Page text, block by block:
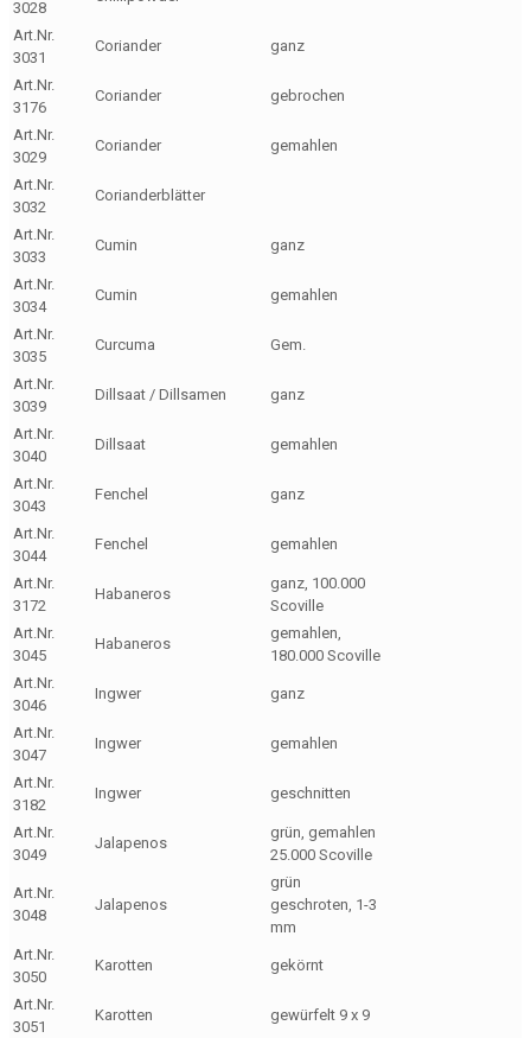
3028
Art.Nr.
3031
Coriander ganz
Art.Nr.
3176
Coriander gebrochen
Art.Nr.
3029
Coriander gemahlen
Art.Nr.
3032
Corianderblätter
Art.Nr.
3033
Cumin ganz
Art.Nr.
3034
Cumin gemahlen
Art.Nr.
3035
Curcuma Gem.
Art.Nr.
3039
Dillsaat / Dillsamen ganz
Art.Nr.
3040
Dillsaat gemahlen
Art.Nr.
3043
Fenchel ganz
Art.Nr.
3044
Fenchel gemahlen
Art.Nr.
3172
Habaneros
ganz, 100.000
Scoville
Art.Nr.
3045
Habaneros
gemahlen,
180.000 Scoville
Art.Nr.
3046
Ingwer ganz
Art.Nr.
3047
Ingwer gemahlen
Art.Nr.
3182
Ingwer geschnitten
Art.Nr.
3049
Jalapenos
grün, gemahlen
25.000 Scoville
Art.Nr.
3048
Jalapenos
grün
geschroten, 1-3
mm
Art.Nr.
3050
Karotten gekörnt
Art.Nr.
3051
Karotten gewürfelt 9 x 9